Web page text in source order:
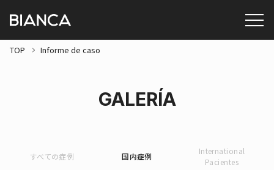
TOP Informe de caso
GALERÍA
すべての症例 国内症例
International
Pacientes